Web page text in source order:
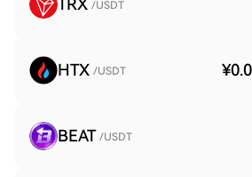
TRX /USDT
HTX /USDT
BEAT /USDT